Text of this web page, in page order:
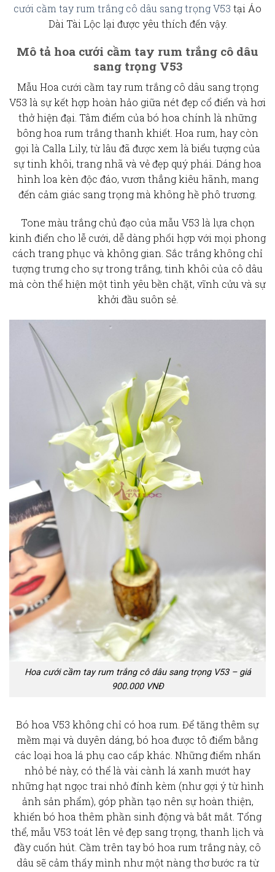
cưới cầm tay rum trắng cô dâu sang trọng V53 tại Áo
Dài Tài Lộc lại được yêu thích đến vậy.
Mô tả hoa cưới cầm tay rum trắng cô dâu
sang trọng V53
Mẫu Hoa cưới cầm tay rum trắng cô dâu sang trọng
V53 là sự kết hợp hoàn hảo giữa nét đẹp cổ điển và hơi
thở hiện đại. Tâm điểm của bó hoa chính là những
bônghoa rum trắngthanh khiết. Hoa rum, hay còn
gọi là Calla Lily, từ lâu đã được xem là biểu tượng của
sự tinh khôi, trang nhã và vẻ đẹp quý phái. Dáng hoa
hình loa kèn độc đáo, vươn thẳng kiêu hãnh, mang
đến cảm giác sang trọng mà không hề phô trương.
Tone màu trắngchủ đạo của mẫu V53 là lựa chọn
kinh điển cho lễ cưới, dễ dàng phối hợp với mọi phong
cách trang phục và không gian. Sắc trắng không chỉ
tượng trưng cho sự trong trắng, tinh khôi của cô dâu
mà còn thể hiện một tình yêu bền chặt, vĩnh cửu và sự
khởi đầu suôn sẻ.
Hoa cưới cầm tay rum trắng cô dâu sang trọng V53 – giá
900.000 VNĐ
Bó hoa V53 không chỉ có hoa rum. Để tăng thêm sự
mềm mại và duyên dáng, bó hoa được tô điểm bằng
các loại hoa lá phụ cao cấp khác. Những điểm nhấn
nhỏ bé này, có thể là vài cành lá xanh mướt hay
những hạt ngọc trai nhỏ đính kèm (như gợi ý từ hình
ảnh sản phẩm), góp phần tạo nên sự hoàn thiện,
khiến bó hoa thêm phần sinh động và bắt mắt. Tổng
thể, mẫu V53 toát lên vẻ đẹp sang trọng, thanh lịch và
đầy cuốn hút. Cầm trên tay bó hoa rum trắngnày, cô
dâu sẽ cảm thấy mình như một nàng thơ bước ra từ